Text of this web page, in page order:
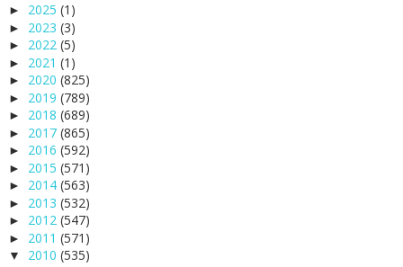
► 2025 (1)
► 2023 (3)
► 2022 (5)
► 2021 (1)
► 2020 (825)
► 2019 (789)
► 2018 (689)
► 2017 (865)
► 2016 (592)
► 2015 (571)
► 2014 (563)
► 2013 (532)
► 2012 (547)
► 2011 (571)
▼ 2010 (535)